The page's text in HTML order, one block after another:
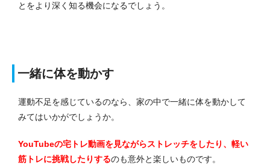
とをより深く知る機会になるでしょう。
一緒に体を動かす
運動不足を感じているのなら、家の中で一緒に体を動かして
みてはいかがでしょうか。
YouTubeの宅トレ動画を見ながらストレッチをしたり、軽い
筋トレに挑戦したりするのも意外と楽しいものです。